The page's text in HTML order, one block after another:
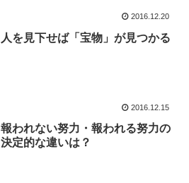
2016.12.20
人を見下せば「宝物」が見つかる
2016.12.15
報われない努力・報われる努力の
決定的な違いは？